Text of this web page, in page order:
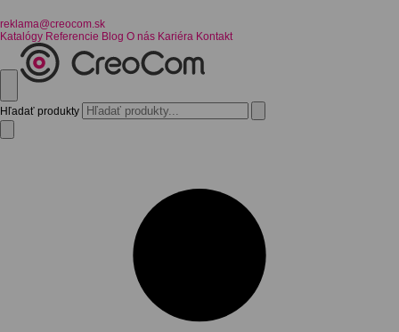
reklama@creocom.sk
Katalógy Referencie Blog O nás Kariéra Kontakt
Hľadať produkty